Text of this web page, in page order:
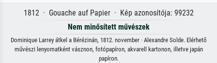
1812 · Gouache auf Papier · Kép azonosítója: 99232
Nem minősített művészek
Dominique Larrey átkel a Bérézinán, 1812. november · Alexandre Solde. Elérhető
művészi lenyomatként vásznon, fotópapíron, akvarell kartonon, illetve japán
papíron.